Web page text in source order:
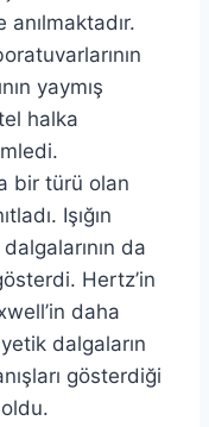
yaymış
halka
bir türü olan
Işığın
da
Hertz’in
daha
dalgaların
gösterdiği